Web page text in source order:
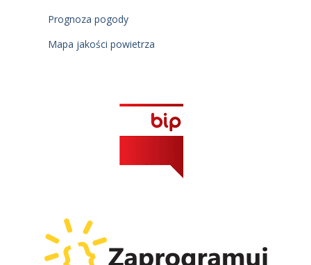
Prognoza pogody
Mapa jakości powietrza